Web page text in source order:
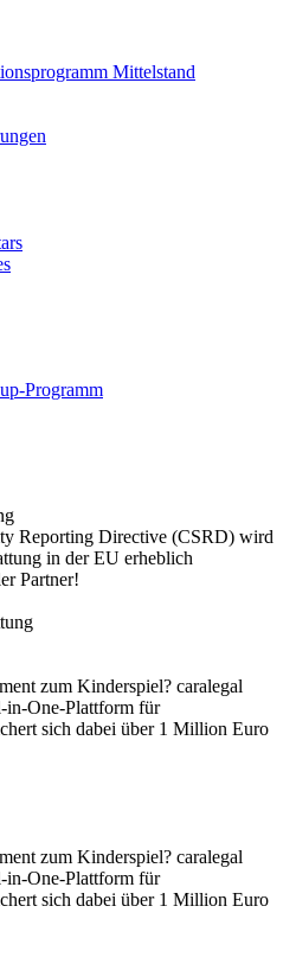
Mittelstand
Programm
Reporting Directive (CSRD) wird
in der EU erheblich
Partner!
zum Kinderspiel? caralegal
in-One-Plattform für
sich dabei über 1 Million Euro
zum Kinderspiel? caralegal
in-One-Plattform für
sich dabei über 1 Million Euro